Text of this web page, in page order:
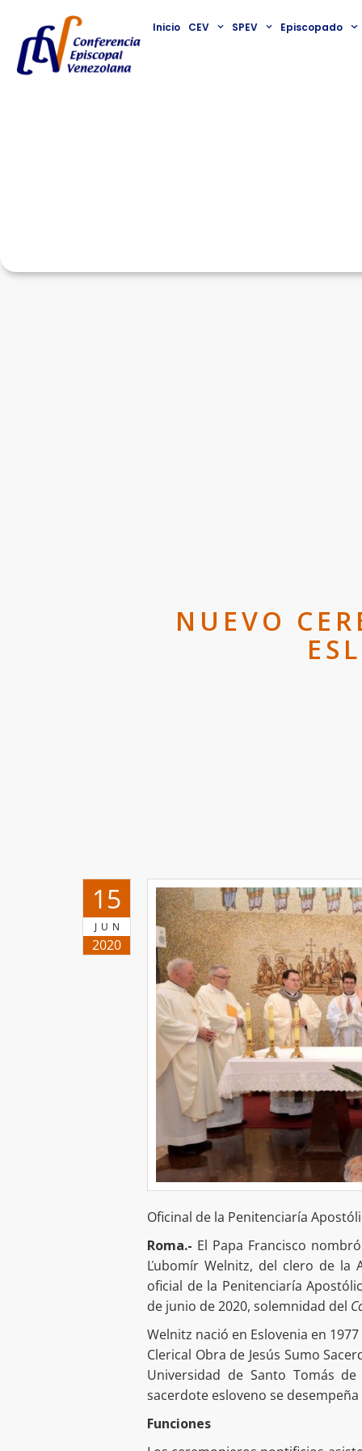
Inicio CEV SPEV Episcopado
NUEVO
15
JUN
2020
Oficinal de la Penitenciaría
Roma.- El Papa Francisco
Ľubomír Welnitz, del clero de la
oficial de la Penitenciaría
de junio de 2020, solemnidad del
Welnitz nació en Eslovenia en
Clerical Obra de Jesús Sumo
Universidad de Santo Tomás
sacerdote esloveno se
Funciones